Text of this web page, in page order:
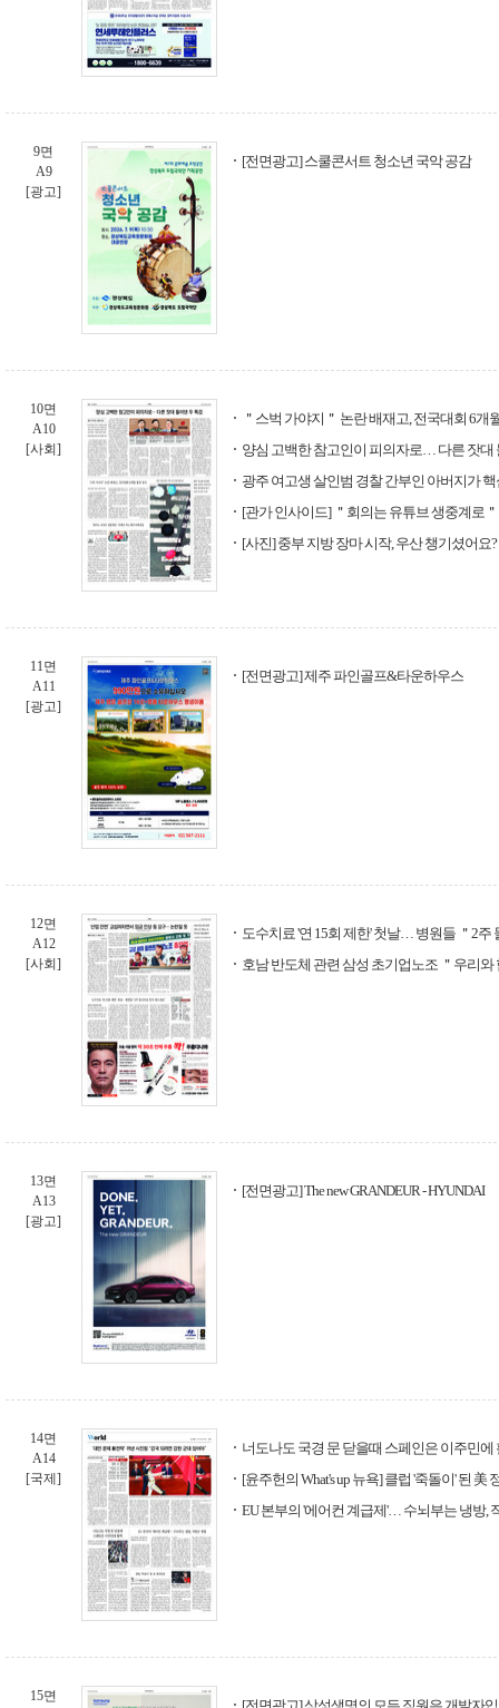
9면
A9
[광고]
[전면광고] 스쿨콘서트 청소년 국악 공감
10면
A10
[사회]
＂스벅 가야지＂ 논란 배재고, 전국대회 6개
양심 고백한 참고인이 피의자로… 다른 잣대
광주 여고생 살인범 경찰 간부인 아버지가
[관가 인사이드] ＂회의는 유튜브 생중계로
[사진] 중부 지방 장마 시작, 우산 챙기셨어요?
11면
A11
[광고]
[전면광고] 제주 파인골프&타운하우스
12면
A12
[사회]
도수치료 '연 15회 제한' 첫날… 병원들 ＂2주
호남 반도체 관련 삼성 초기업노조 ＂우리와
13면
A13
[광고]
[전면광고] The new GRANDEUR - HYUNDAI
14면
A14
[국제]
너도나도 국경 문 닫을때 스페인은 이주민에
[윤주헌의 What's up 뉴욕] 클럽 '죽돌이' 된 美
EU 본부의 '에어컨 계급제'… 수뇌부는 냉방,
15면